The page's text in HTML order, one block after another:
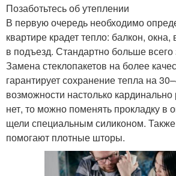
Позаботьтесь об утеплении
В первую очередь необходимо
квартире крадет тепло: балкон,
в подъезд. Стандартно больше всего
Замена стеклопакетов на более
гарантирует сохранение тепла на
возможности настолько
нет, то можно поменять прокладку в
щели специальным силиконом. Также
помогают плотные шторы.